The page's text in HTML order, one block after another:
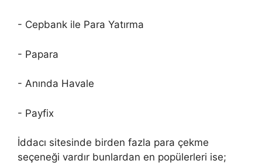
- Cepbank ile Para Yatırma
- Papara
- Anında Havale
- Payfix
İddacı sitesinde birden fazla para çekme
seçeneği vardır bunlardan en popülerleri ise;